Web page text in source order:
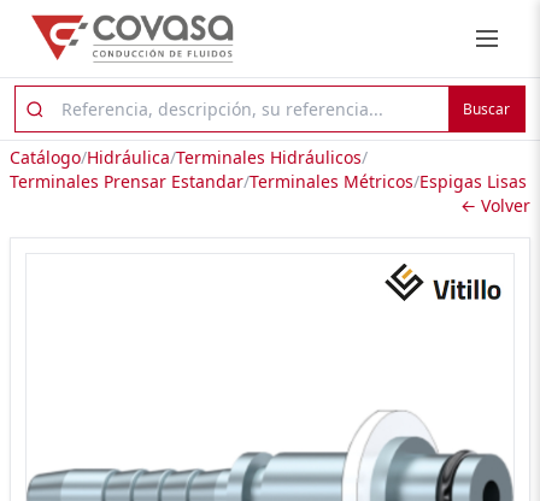
Buscar
Catálogo/Hidráulica/Terminales Hidráulicos/
Terminales Prensar Estandar/Terminales Métricos/Espigas Lisas
← Volver